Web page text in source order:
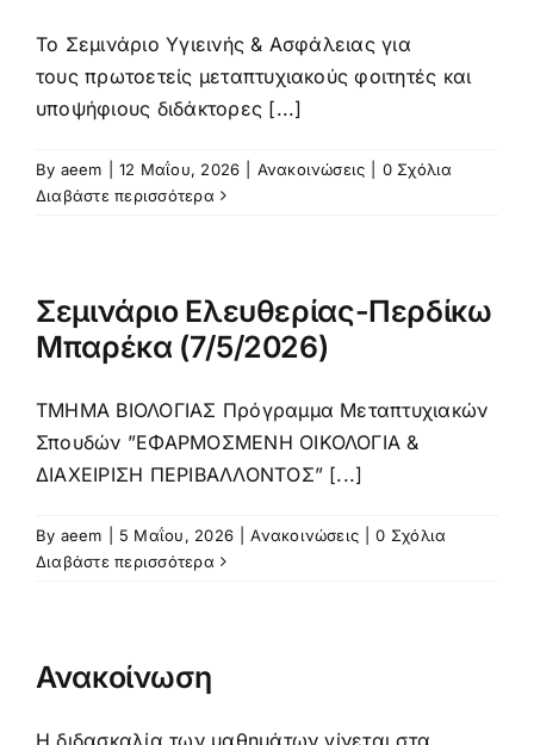
Το Σεμινάριο Υγιεινής & Ασφάλειας για
τους πρωτοετείς μεταπτυχιακούς φοιτητές και
υποψήφιους διδάκτορες [...]
By aeem 12 Μαΐου, 2026 Ανακοινώσεις
0 Σχόλια
Διαβάστε περισσότερα
Σεμινάριο Ελευθερίας-Περδίκω
Μπαρέκα (7/5/2026)
ΤΜΗΜΑ ΒΙΟΛΟΓΙΑΣ Πρόγραμμα Μεταπτυχιακών
Σπουδών ”ΕΦΑΡΜΟΣΜΕΝΗ ΟΙΚΟΛΟΓΙΑ &
ΔΙΑΧΕΙΡΙΣΗ ΠΕΡΙΒΑΛΛΟΝΤΟΣ” [...]
By aeem 5 Μαΐου, 2026 Ανακοινώσεις
0 Σχόλια
Διαβάστε περισσότερα
Ανακοίνωση
Η διδασκαλία των μαθημάτων γίνεται στα